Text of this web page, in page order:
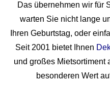
Das übernehmen wir für
warten Sie nicht lange
Ihren Geburtstag, oder
Seit 2001 bietet Ihnen
und großes Mietsortiment
besonderen Wert